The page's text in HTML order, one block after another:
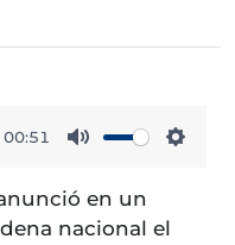
00:51
en un
nacional el